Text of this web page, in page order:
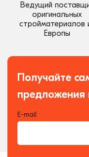
Ведущий
оригинальных
стройматериалов
Европы
Получайте
предложения
E-mail